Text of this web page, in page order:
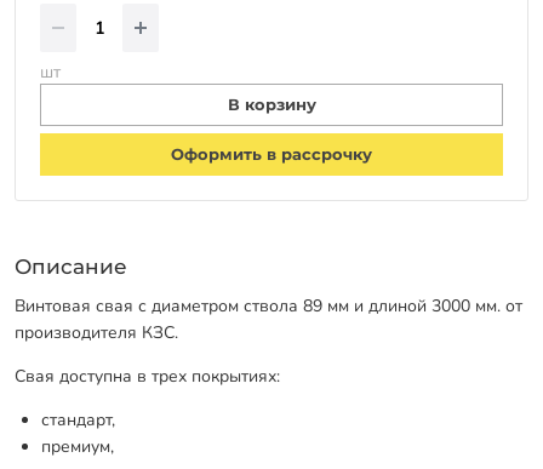
шт
В корзину
Оформить в рассрочку
Описание
Винтовая свая с диаметром ствола 89 мм и длиной 3000 мм. от
производителя КЗС.
Свая доступна в трех покрытиях:
стандарт,
премиум,